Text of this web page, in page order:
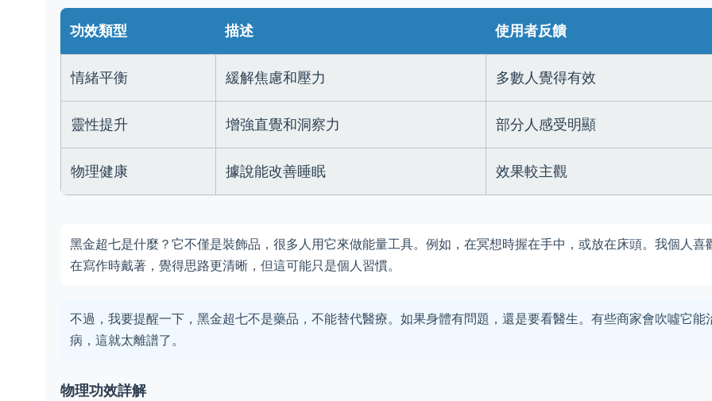
功效類型 描述 使用者反饋
情緒平衡 緩解焦慮和壓力 多數人覺得有效
靈性提升 增強直覺和洞察力 部分人感受明顯
物理健康 據說能改善睡眠 效果較主觀
黑金超七是什麼？它不僅是裝飾品，很多人用它來做能量工具。例如，在冥想時握在手中，或放在床頭。我個人喜
在寫作時戴著，覺得思路更清晰，但這可能只是個人習慣。
不過，我要提醒一下，黑金超七不是藥品，不能替代醫療。如果身體有問題，還是要看醫生。有些商家會吹噓它能
病，這就太離譜了。
物理功效詳解